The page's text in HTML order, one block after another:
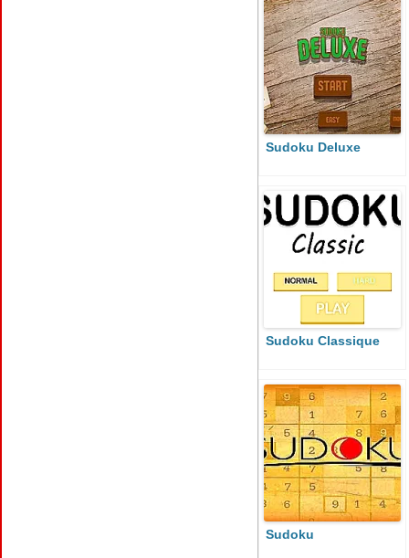
Sudoku Deluxe
Sudoku Classique
Sudoku